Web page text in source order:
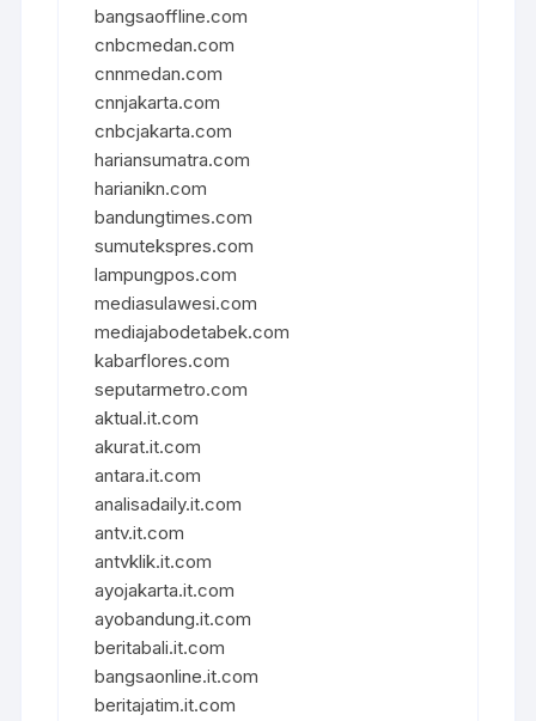
bangsaoffline.com
cnbcmedan.com
cnnmedan.com
cnnjakarta.com
cnbcjakarta.com
hariansumatra.com
harianikn.com
bandungtimes.com
sumutekspres.com
lampungpos.com
mediasulawesi.com
mediajabodetabek.com
kabarflores.com
seputarmetro.com
aktual.it.com
akurat.it.com
antara.it.com
analisadaily.it.com
antv.it.com
antvklik.it.com
ayojakarta.it.com
ayobandung.it.com
beritabali.it.com
bangsaonline.it.com
beritajatim.it.com